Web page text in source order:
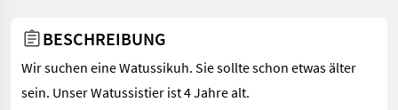
BESCHREIBUNG
Wir suchen eine Watussikuh. Sie sollte schon etwas älter
sein. Unser Watussistier ist 4 Jahre alt.